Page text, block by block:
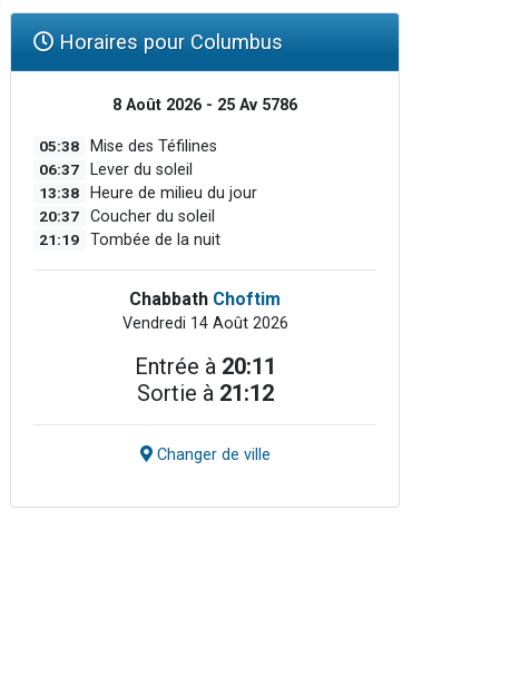
Horaires pour Columbus
8 Août 2026 - 25 Av 5786
05:38 Mise des Téfilines
06:37 Lever du soleil
13:38 Heure de milieu du jour
20:37 Coucher du soleil
21:19 Tombée de la nuit
Chabbath Choftim
Vendredi 14 Août 2026
Entrée à 20:11
Sortie à 21:12
Changer de ville